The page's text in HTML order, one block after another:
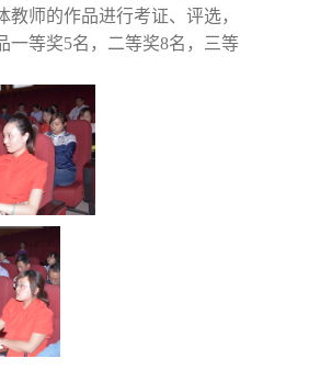
教师的作品进行考证、评选，
一等奖5名，二等奖8名，三等